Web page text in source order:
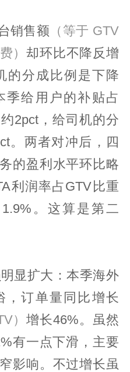
销售额 （等于 GTV
）却环比不降反增
的分成比例是下降
季给用户的补贴占
2pct，给司机的分
。两者对冲后，四
的盈利水平环比略
利润率占GTV比重
。这算是第二
显扩大：本季海外
，订单量同比增长
）增长46%。虽然
有一点下滑，主要
影响。不过增长虽